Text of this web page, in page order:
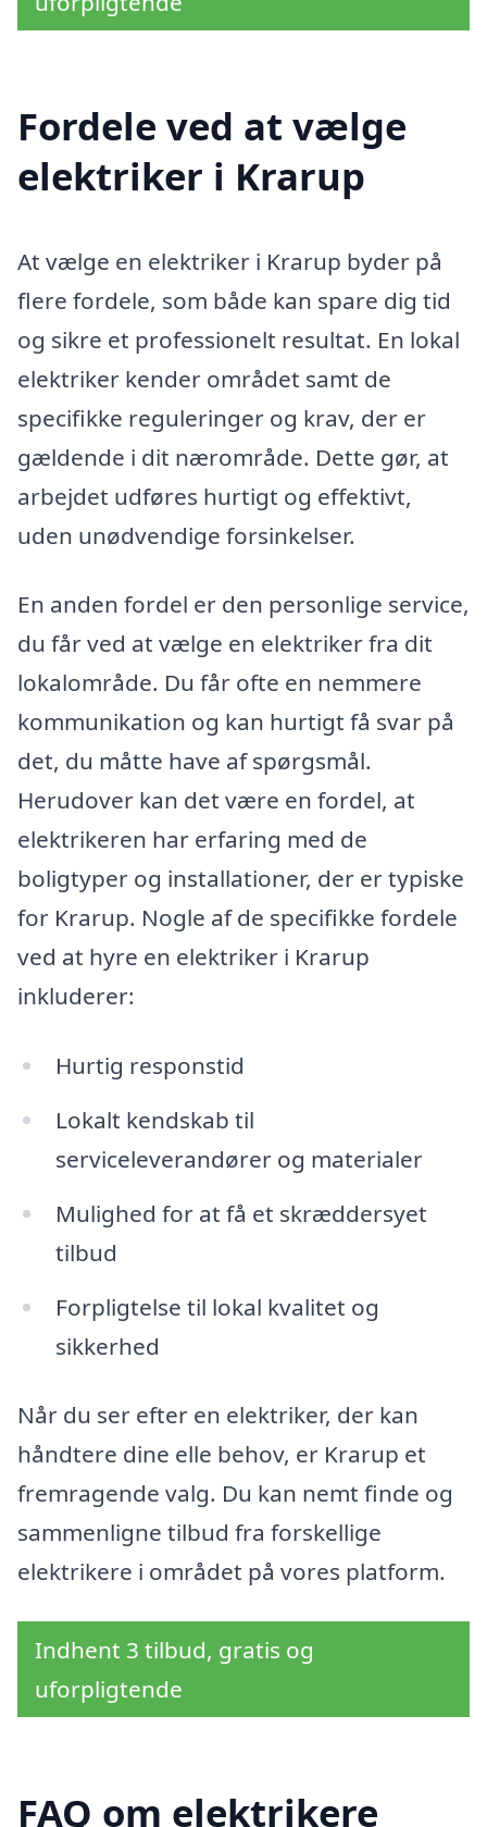
Fordele ved at vælge
elektriker i Krarup
At vælge en elektriker i Krarup byder på
flere fordele, som både kan spare dig tid
og sikre et professionelt resultat. En lokal
elektriker kender området samt de
specifikke reguleringer og krav, der er
gældende i dit nærområde. Dette gør, at
arbejdet udføres hurtigt og effektivt,
uden unødvendige forsinkelser.
En anden fordel er den personlige service,
du får ved at vælge en elektriker fra dit
lokalområde. Du får ofte en nemmere
kommunikation og kan hurtigt få svar på
det, du måtte have af spørgsmål.
Herudover kan det være en fordel, at
elektrikeren har erfaring med de
boligtyper og installationer, der er typiske
for Krarup. Nogle af de specifikke fordele
ved at hyre en elektriker i Krarup
inkluderer:
Hurtig responstid
Lokalt kendskab til
serviceleverandører og materialer
Mulighed for at få et skræddersyet
tilbud
Forpligtelse til lokal kvalitet og
sikkerhed
Når du ser efter en elektriker, der kan
håndtere dine elle behov, er Krarup et
fremragende valg. Du kan nemt finde og
sammenligne tilbud fra forskellige
elektrikere i området på vores platform.
Indhent 3 tilbud, gratis og
uforpligtende
FAQ om elektrikere